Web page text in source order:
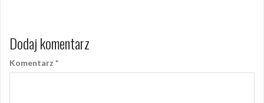
Dodaj komentarz
Komentarz *